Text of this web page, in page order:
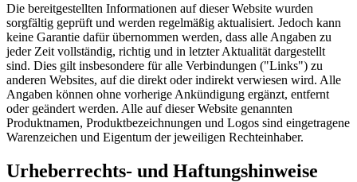
Die bereitgestellten Informationen auf dieser Website wurden
sorgfältig geprüft und werden regelmäßig aktualisiert. Jedoch kann
keine Garantie dafür übernommen werden, dass alle Angaben zu
jeder Zeit vollständig, richtig und in letzter Aktualität dargestellt
sind. Dies gilt insbesondere für alle Verbindungen ("Links") zu
anderen Websites, auf die direkt oder indirekt verwiesen wird. Alle
Angaben können ohne vorherige Ankündigung ergänzt, entfernt
oder geändert werden. Alle auf dieser Website genannten
Produktnamen, Produktbezeichnungen und Logos sind eingetragene
Warenzeichen und Eigentum der jeweiligen Rechteinhaber.
Urheberrechts- und Haftungshinweise